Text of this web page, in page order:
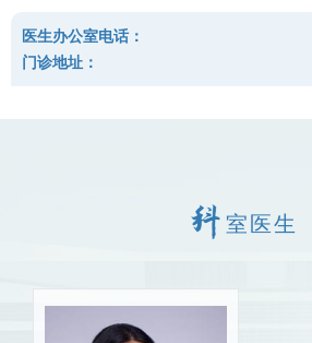
医生办公室电话：
门诊地址：
室医生